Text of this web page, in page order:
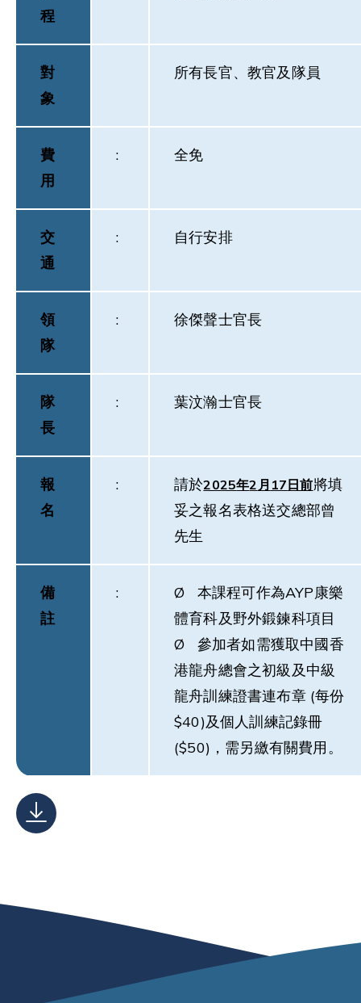
程
對
象
所有長官、教官及隊員
費
用
: 全免
交
通
: 自行安排
領
隊
: 徐傑聲士官長
隊
長
: 葉汶瀚士官長
報
名
: 請於2025年2 月 17 日前將填
妥之報名表格送交總部曾
先生
備
註
:
Ø 本課程可作為AYP康樂
體育科及野外鍛鍊科項目
Ø 參加者如需獲取中國香
港龍舟總會之初級及中級
龍舟訓練證書連布章 (每份
$40)及個人訓練記錄冊
($50)，需另繳有關費用。